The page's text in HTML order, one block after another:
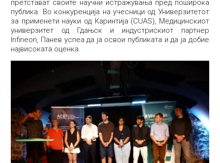
претстават своите научни истражувања пред поширока
публика. Во конкуренција на учесници од Универзитетот
за применети науки од Каринтија (CUAS), Медицинскиот
универзитет од Гдањск и индустрискиот партнер
Infineon, Панев успеа да ја освои публиката и да ја добие
највисоката оценка.